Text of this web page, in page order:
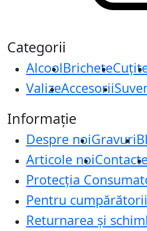
Categorii
AlcoolBrichete
ValizeAccesorii
Informație
Despre noiGravuri
Articole noi
Protecţia
Pentru
Returnarea și